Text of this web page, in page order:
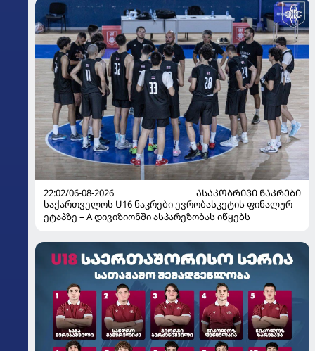
22:02/06-08-2026
ᲐᲡᲐᲙᲝᲑᲠᲘᲕᲘ ᲜᲐᲙᲠᲔᲑᲘ
საქართველოს U16 ნაკრები ევრობასკეტის ფინალურ
ეტაპზე – A დივიზიონში ასპარეზობას იწყებს